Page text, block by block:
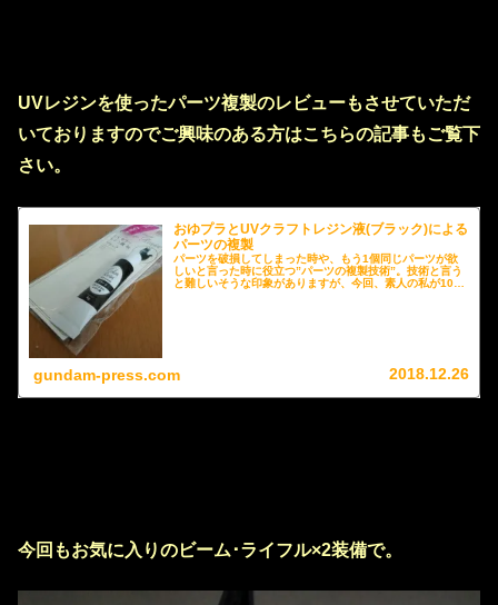
UVレジンを使ったパーツ複製のレビューもさせていただ
いておりますのでご興味のある方はこちらの記事もご覧下
さい。
おゆプラとUVクラフトレジン液(ブラック)による
パーツの複製
パーツを破損してしまった時や、もう1個同じパーツが欲
しいと言った時に役立つ”パーツの複製技術”。技術と言う
と難しいそうな印象がありますが、今回、素人の私が100
gundam-press.com 2018.12.26
今回もお気に入りのビーム･ライフル×2装備で。